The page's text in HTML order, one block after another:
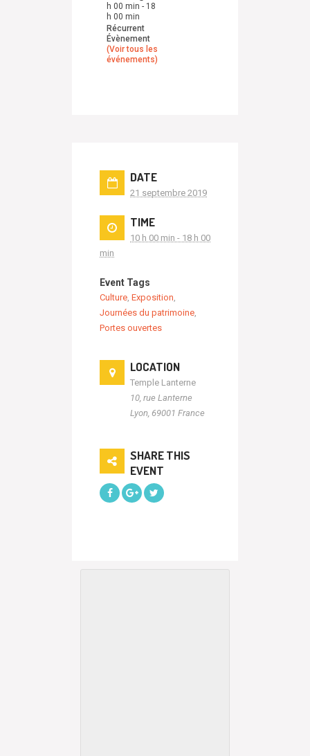
h 00 min - 18
h 00 min
Récurrent
Évènement
(Voir tous les
événements)
DATE
21 septembre 2019
TIME
10 h 00 min - 18 h 00
min
Event Tags
Culture, Exposition,
Journées du patrimoine,
Portes ouvertes
LOCATION
Temple Lanterne
10, rue Lanterne
Lyon, 69001 France
SHARE THIS
EVENT